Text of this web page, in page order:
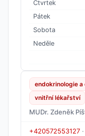
Čtvrtek
Pátek
Sobota
Neděle
endokrinologie
vnitřní lékařství
MUDr. Zdeněk
+420572553127 ·